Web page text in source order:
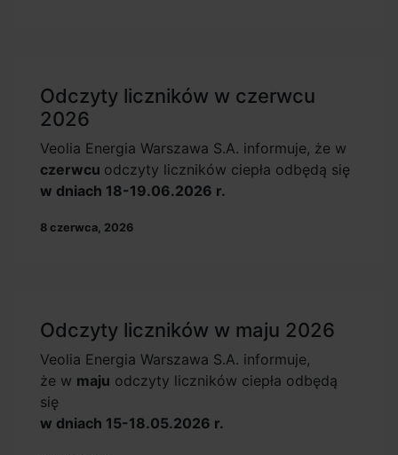
Odczyty liczników w czerwcu
2026
Veolia Energia Warszawa S.A. informuje, że w
czerwcu odczyty liczników ciepła odbędą się
w dniach 18-19.06.2026 r.
8 czerwca, 2026
Odczyty liczników w maju 2026
Veolia Energia Warszawa S.A. informuje,
że w maju odczyty liczników ciepła odbędą
się
w dniach 15-18.05.2026 r.